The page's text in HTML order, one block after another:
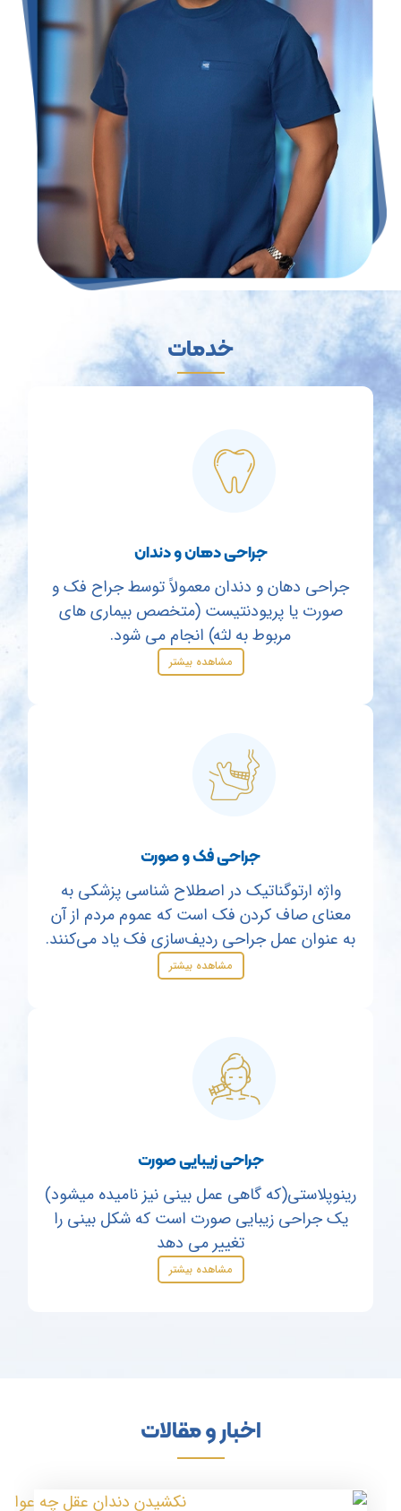
خدمات
جراحی دهان و دندان
جراحی دهان و دندان معمولاً توسط جراح فک و
صورت یا پریودنتیست (متخصص بیماری های
مربوط به لثه) انجام می شود.
مشاهده بیشتر
جراحی فک و صورت
واژه ارتوگناتیک در اصطلاح شناسی پزشکی به
معنای صاف کردن فک است که عموم مردم از آن
به عنوان عمل جراحی ردیف‌سازی فک یاد می‌کنند.
مشاهده بیشتر
جراحی زیبایی صورت
رینوپلاستی(که گاهی عمل بینی نیز نامیده می­شود)
یک جراحی زیبایی صورت است که شکل بینی را
تغییر می دهد
مشاهده بیشتر
اخبار و مقالات